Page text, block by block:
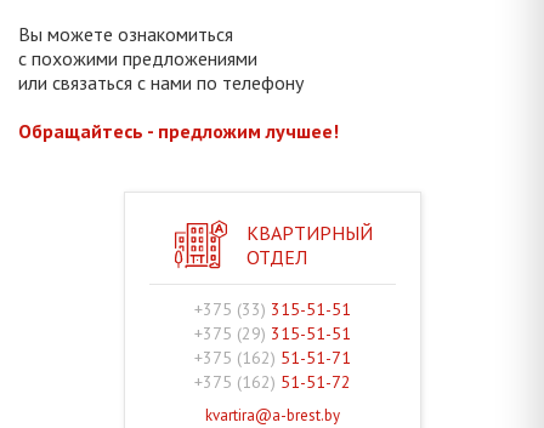
Вы можете ознакомиться
с похожими предложениями
или связаться с нами по телефону
Обращайтесь - предложим лучшее!
КВАРТИРНЫЙ
ОТДЕЛ
+375 (33) 315-51-51
+375 (29) 315-51-51
+375 (162) 51-51-71
+375 (162) 51-51-72
kvartira@a-brest.by